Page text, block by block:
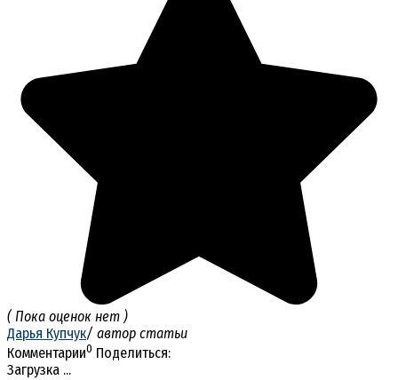
( Пока оценок нет )
Дарья Купчук/ автор статьи
Комментарии0 Поделиться:
Загрузка ...